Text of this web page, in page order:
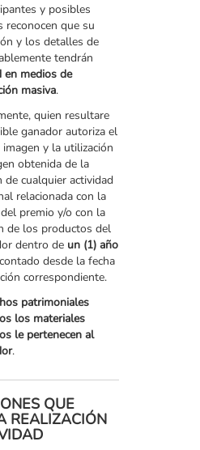
y posibles
reconocen que su
y los detalles de
tendrán
en medios de
masiva.
quien resultare
ganador autoriza el
y la utilización
obtenida de la
de cualquier actividad
relacionada con la
premio y/o con la
de los productos del
dentro de un (1) año
desde la fecha
correspondiente.
patrimoniales
los materiales
le pertenecen al
.
QUE
REALIZACIÓN